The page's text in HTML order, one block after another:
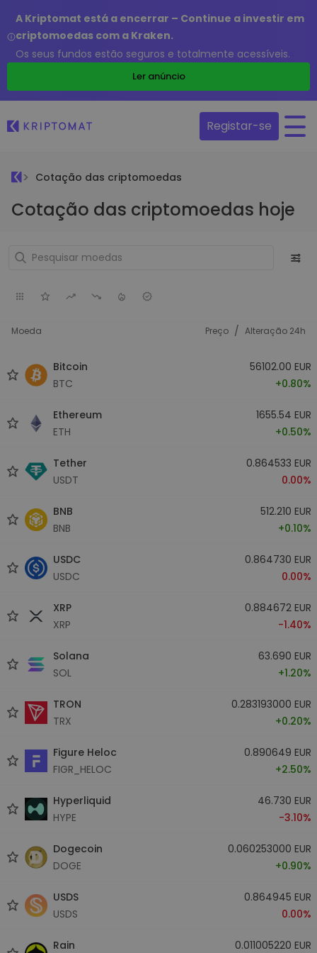
A Kriptomat está a encerrar – Continue a investir em
criptomoedas com a Kraken.
Os seus fundos estão seguros e totalmente acessíveis.
Ler anúncio
Registar-se
Cotação das criptomoedas
Cotação das criptomoedas hoje
Moeda Preço / Alteração 24h
Bitcoin
BTC
56102.00 EUR
+0.80%
Ethereum
ETH
1655.54 EUR
+0.50%
Tether
USDT
0.864533 EUR
0.00%
BNB
BNB
512.210 EUR
+0.10%
USDC
USDC
0.864730 EUR
0.00%
XRP
XRP
0.884672 EUR
-1.40%
Solana
SOL
63.690 EUR
+1.20%
TRON
TRX
0.283193000 EUR
+0.20%
Figure Heloc
FIGR_HELOC
0.890649 EUR
+2.50%
Hyperliquid
HYPE
46.730 EUR
-3.10%
Dogecoin
DOGE
0.060253000 EUR
+0.90%
USDS
USDS
0.864945 EUR
0.00%
Rain
0.011005220 EUR